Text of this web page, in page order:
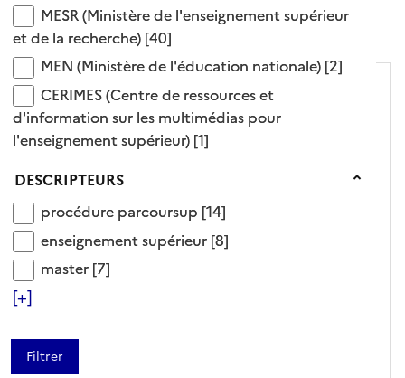
MESR (Ministère de l'enseignement supérieur et
MESR (Ministère de l'enseignement supérieur
et de la recherche) [40]
MEN (Ministère de l'éducation nationale)
MEN (Ministère de l'éducation nationale) [2]
CERIMES (Centre de ressources et
CERIMES (Centre de ressources et
d'information sur les multimédias pour
l'enseignement supérieur) [1]
Descripteurs
DESCRIPTEURS
procédure parcoursup
procédure parcoursup [14]
enseignement supérieur
enseignement supérieur [8]
mastermaster [7]
[+]
Tris disponibles (Ouverture d'une modale)
Affiner la recherche
"3040" n° pour la santé
mentale des étudiants
MESR (Ministère de l'enseignement supérieur et
de la recherche),